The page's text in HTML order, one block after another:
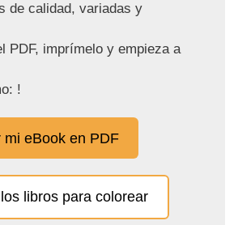
de calidad, variadas y
PDF, imprímelo y empieza a
!
mi eBook en PDF
libros para colorear